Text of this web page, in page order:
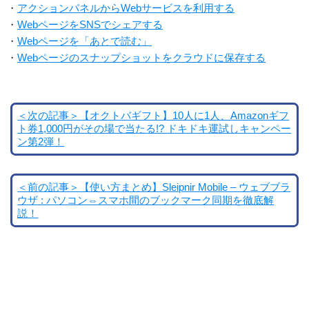
・ アクションパネルからWebサービスを利用する
・ WebページをSNSでシェアする
・ Webページを「あとで読む」
・ Webページのスナップショットをクラウドに保存する
＜次の記事＞【オクトバギフト】10人に1人、Amazonギフ
ト券1,000円がその場で当たる!? ドキドキ運試しキャンペー
ン第2弾！
＜前の記事＞【使い方まとめ】Sleipnir Mobile – ウェブブラ
ウザ : パソコン⇔スマホ間のブックマーク同期を徹底解
説！